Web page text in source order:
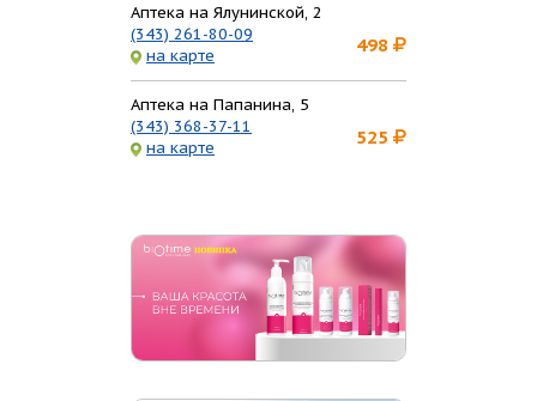
Аптека на Ялунинской, 2
(343) 261-80-09
на карте
498
Аптека на Папанина, 5
(343) 368-37-11
на карте
525